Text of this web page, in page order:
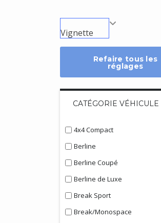
Vignette
Refaire tous les
réglages
CATÉGORIE VÉHICULE
4x4 Compact
Berline
Berline Coupé
Berline de Luxe
Break Sport
Break/Monospace